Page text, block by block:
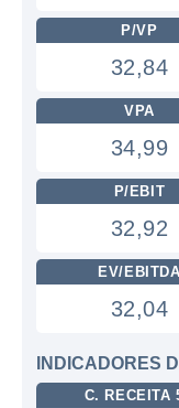
P/VP
32,84
VPA
34,99
P/EBIT
32,92
EV/EBITDA
32,04
INDICADORES
C. RECEITA